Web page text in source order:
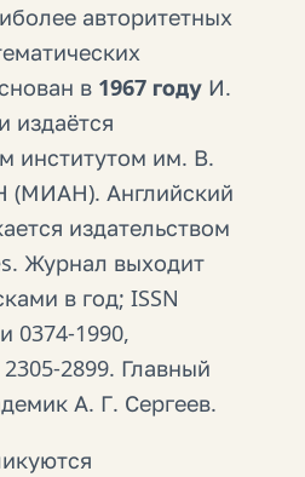
авторитетных
в 1967 году И.
издаётся
институтом им. В.
(МИАН). Английский
издательством
Журнал выходит
в год; ISSN
0374-1990,
2899. Главный
А. Г. Сергеев.